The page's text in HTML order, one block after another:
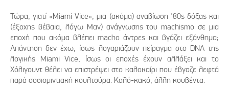
Τώρα, γιατί «Miami Vice», μια (ακόμα) αναβίωση '80ς δόξας και
(έξοχης βέβαια, λόγω Μαν) ανάγνωσης του machismo σε μια
εποχή που ακόμα βλέπει macho άντρες και βγάζει εξάνθημα;
Απάντηση δεν έχω, ίσως λογαριάζουν πείραγμα στο DNA της
λογικής Miami Vice, ίσως οι εποχές έχουν αλλάξει και το
Χόλιγουντ θέλει να επιστρέψει στο καλοκαίρι που έβγαζε λεφτά
παρά σοσιομιντιακή κουλτούρα. Καλό-κακό, άλλη κουβέντα.